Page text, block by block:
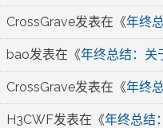
CrossGrave发表在《年终
bao发表在《年终总结：关
CrossGrave发表在《年终
H3CWF发表在《年终总结